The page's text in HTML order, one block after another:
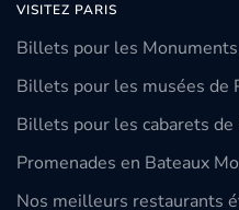
VISITEZ PARIS
Billets pour les
Billets pour les musées de
Billets pour les cabarets de
Promenades en Bateaux
Nos meilleurs restaurants